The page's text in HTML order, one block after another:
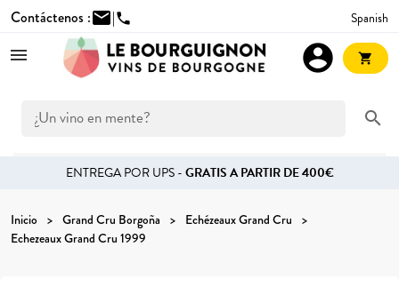
Contáctenos :mail|phone Spanish
search
account_circle shopping_cart
ENTREGA POR UPS -GRATIS A PARTIR DE 400€
Inicio Grand Cru Borgoña
Echézeaux Grand Cru
Echezeaux Grand Cru 1999